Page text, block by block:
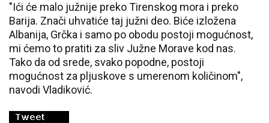
"Ići će malo južnije preko Tirenskog mora i preko
Barija. Znači uhvatiće taj južni deo. Biće izložena
Albanija, Grčka i samo po obodu postoji mogućnost,
mi ćemo to pratiti za sliv Južne Morave kod nas.
Tako da od srede, svako popodne, postoji
mogućnost za pljuskove s umerenom količinom",
navodi Vladiković.